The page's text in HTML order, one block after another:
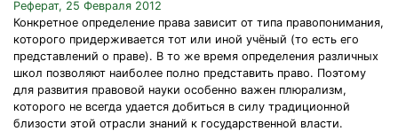
Реферат, 25 Февраля 2012
Конкретное определение права зависит от типа правопонимания,
которого придерживается тот или иной учёный (то есть его
представлений о праве). В то же время определения различных
школ позволяют наиболее полно представить право. Поэтому
для развития правовой науки особенно важен плюрализм,
которого не всегда удается добиться в силу традиционной
близости этой отрасли знаний к государственной власти.